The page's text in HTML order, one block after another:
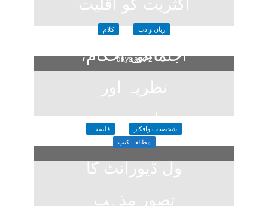
اکثریت کو اقلیت
کا خوف
2 days ago
زبان وادب کلام
اجتماعی احکام،
نظریہ اور
سیاسی تعبیر
1 week ago
شخصیات وافکار
فلسفہ
مطالعہ کتب
ول ڈیورانٹ کا
تصورِ مذہب